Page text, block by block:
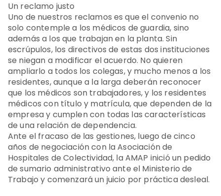
Un reclamo justo
Uno de nuestros reclamos es que el convenio no
solo contemple a los médicos de guardia, sino
además a los que trabajan en la planta. Sin
escrúpulos, los directivos de estas dos instituciones
se niegan a modificar el acuerdo. No quieren
ampliarlo a todos los colegas, y mucho menos a los
residentes, aunque a la larga deberán reconocer
que los médicos son trabajadores, y los residentes
médicos con título y matrícula, que dependen de la
empresa y cumplen con todas las características
de una relación de dependencia.
Ante el fracaso de las gestiones, luego de cinco
años de negociación con la Asociación de
Hospitales de Colectividad, la AMAP inició un pedido
de sumario administrativo ante el Ministerio de
Trabajo y comenzará un juicio por práctica desleal.